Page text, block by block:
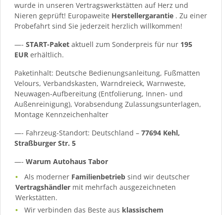
wurde in unseren Vertragswerkstätten auf Herz und
Nieren geprüft! Europaweite Herstellergarantie . Zu einer
Probefahrt sind Sie jederzeit herzlich willkommen!
—- START-Paket aktuell zum Sonderpreis für nur 195
EUR erhältlich.
Paketinhalt: Deutsche Bedienungsanleitung, Fußmatten
Velours, Verbandskasten, Warndreieck, Warnweste,
Neuwagen-Aufbereitung (Entfolierung, Innen- und
Außenreinigung), Vorabsendung Zulassungsunterlagen,
Montage Kennzeichenhalter
—- Fahrzeug-Standort: Deutschland – 77694 Kehl,
Straßburger Str. 5
—- Warum Autohaus Tabor
Als moderner Familienbetrieb sind wir deutscher
Vertragshändler mit mehrfach ausgezeichneten
Werkstätten.
Wir verbinden das Beste aus klassischem